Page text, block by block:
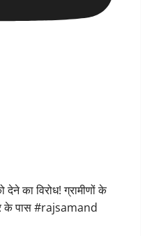
देने का विरोध! ग्रामीणों के
के पास #rajsamand